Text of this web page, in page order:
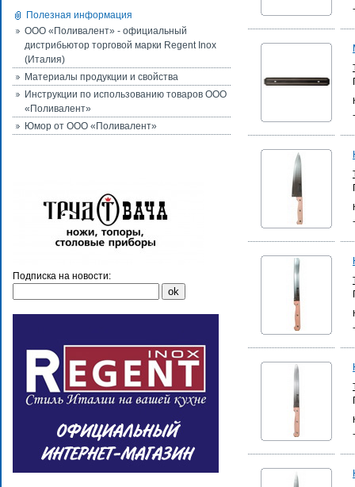
Полезная информация
ООО «Поливалент» - официальный
дистрибьютор торговой марки Regent Inox
(Италия)
Материалы продукции и свойства
Инструкции по использованию товаров ООО
«Поливалент»
Юмор от ООО «Поливалент»
Подписка на новости: